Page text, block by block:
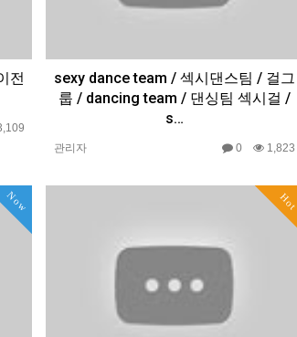
전
sexy dance team / 섹시댄스팀 / 걸그
룹 / dancing team / 댄싱팀 섹시걸 /
s…
관리자 0 1,823
Now Hot